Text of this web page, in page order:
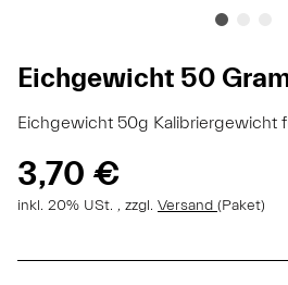
Eichgewicht 50
Eichgewicht 50g Kalibriergewicht
3,70 €
inkl. 20% USt. , zzgl. Versand (Paket)